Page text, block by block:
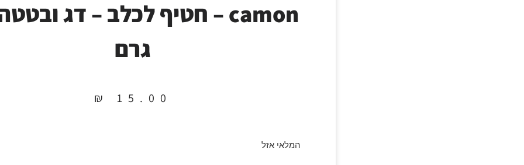
גרם
₪ 15.00
המלאי אזל